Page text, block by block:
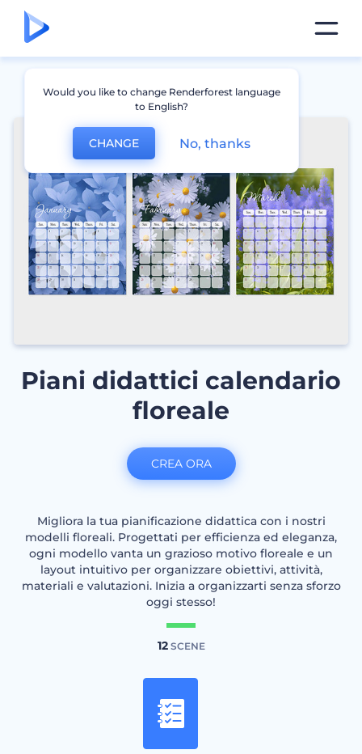
Piani didattici calendario
floreale
Migliora la tua pianificazione didattica con i nostri
modelli floreali. Progettati per efficienza ed eleganza,
ogni modello vanta un grazioso motivo floreale e un
layout intuitivo per organizzare obiettivi, attività,
materiali e valutazioni. Inizia a organizzarti senza sforzo
oggi stesso!
12SCENE
CREA ORA
Would you like to change Renderforest language
to English?
CHANGE No, thanks